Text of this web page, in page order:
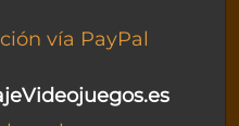
vía PayPal